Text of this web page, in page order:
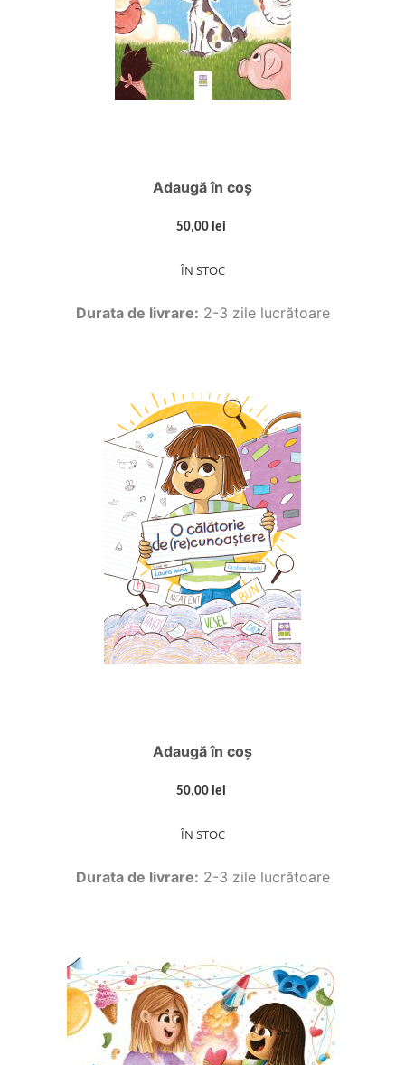
Adaugă în coș
50,00 lei
ÎN STOC
Durata de livrare: 2-3 zile lucrătoare
Adaugă în coș
50,00 lei
ÎN STOC
Durata de livrare: 2-3 zile lucrătoare